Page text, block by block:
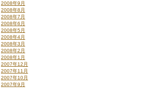
2008年9月
2008年8月
2008年7月
2008年6月
2008年5月
2008年4月
2008年3月
2008年2月
2008年1月
2007年12月
2007年11月
2007年10月
2007年9月